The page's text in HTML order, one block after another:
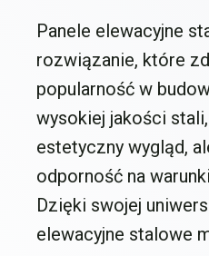
Panele elewacyjne
rozwiązanie, które
popularność w
wysokiej jakości
estetyczny wygląd,
odporność na
Dzięki swojej
elewacyjne stalowe